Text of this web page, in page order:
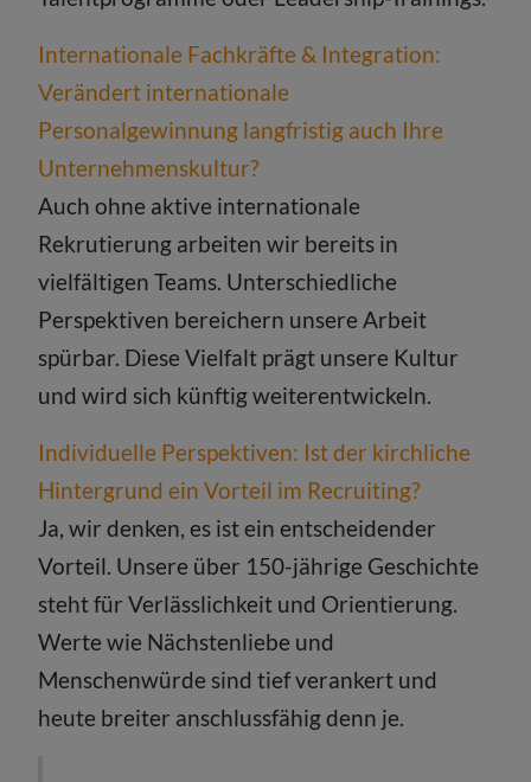
Internationale Fachkräfte & Integration:
Verändert internationale
Personalgewinnung langfristig auch Ihre
Unternehmenskultur?
Auch ohne aktive internationale
Rekrutierung arbeiten wir bereits in
vielfältigen Teams. Unterschiedliche
Perspektiven bereichern unsere Arbeit
spürbar. Diese Vielfalt prägt unsere Kultur
und wird sich künftig weiterentwickeln.
Individuelle Perspektiven: Ist der kirchliche
Hintergrund ein Vorteil im Recruiting?
Ja, wir denken, es ist ein entscheidender
Vorteil. Unsere über 150-jährige Geschichte
steht für Verlässlichkeit und Orientierung.
Werte wie Nächstenliebe und
Menschenwürde sind tief verankert und
heute breiter anschlussfähig denn je.